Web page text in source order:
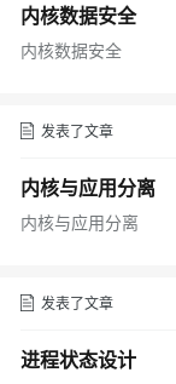
内核数据安全
内核数据安全
发表了文章
内核与应用分离
内核与应用分离
发表了文章
进程状态设计